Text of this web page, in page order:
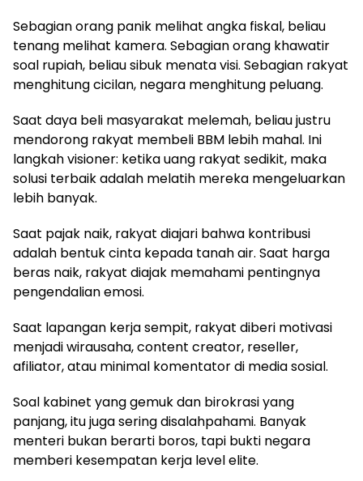
Sebagian orang panik melihat angka fiskal, beliau
tenang melihat kamera. Sebagian orang khawatir
soal rupiah, beliau sibuk menata visi. Sebagian rakyat
menghitung cicilan, negara menghitung peluang.
Saat daya beli masyarakat melemah, beliau justru
mendorong rakyat membeli BBM lebih mahal. Ini
langkah visioner: ketika uang rakyat sedikit, maka
solusi terbaik adalah melatih mereka mengeluarkan
lebih banyak.
Saat pajak naik, rakyat diajari bahwa kontribusi
adalah bentuk cinta kepada tanah air. Saat harga
beras naik, rakyat diajak memahami pentingnya
pengendalian emosi.
Saat lapangan kerja sempit, rakyat diberi motivasi
menjadi wirausaha, content creator, reseller,
afiliator, atau minimal komentator di media sosial.
Soal kabinet yang gemuk dan birokrasi yang
panjang, itu juga sering disalahpahami. Banyak
menteri bukan berarti boros, tapi bukti negara
memberi kesempatan kerja level elite.